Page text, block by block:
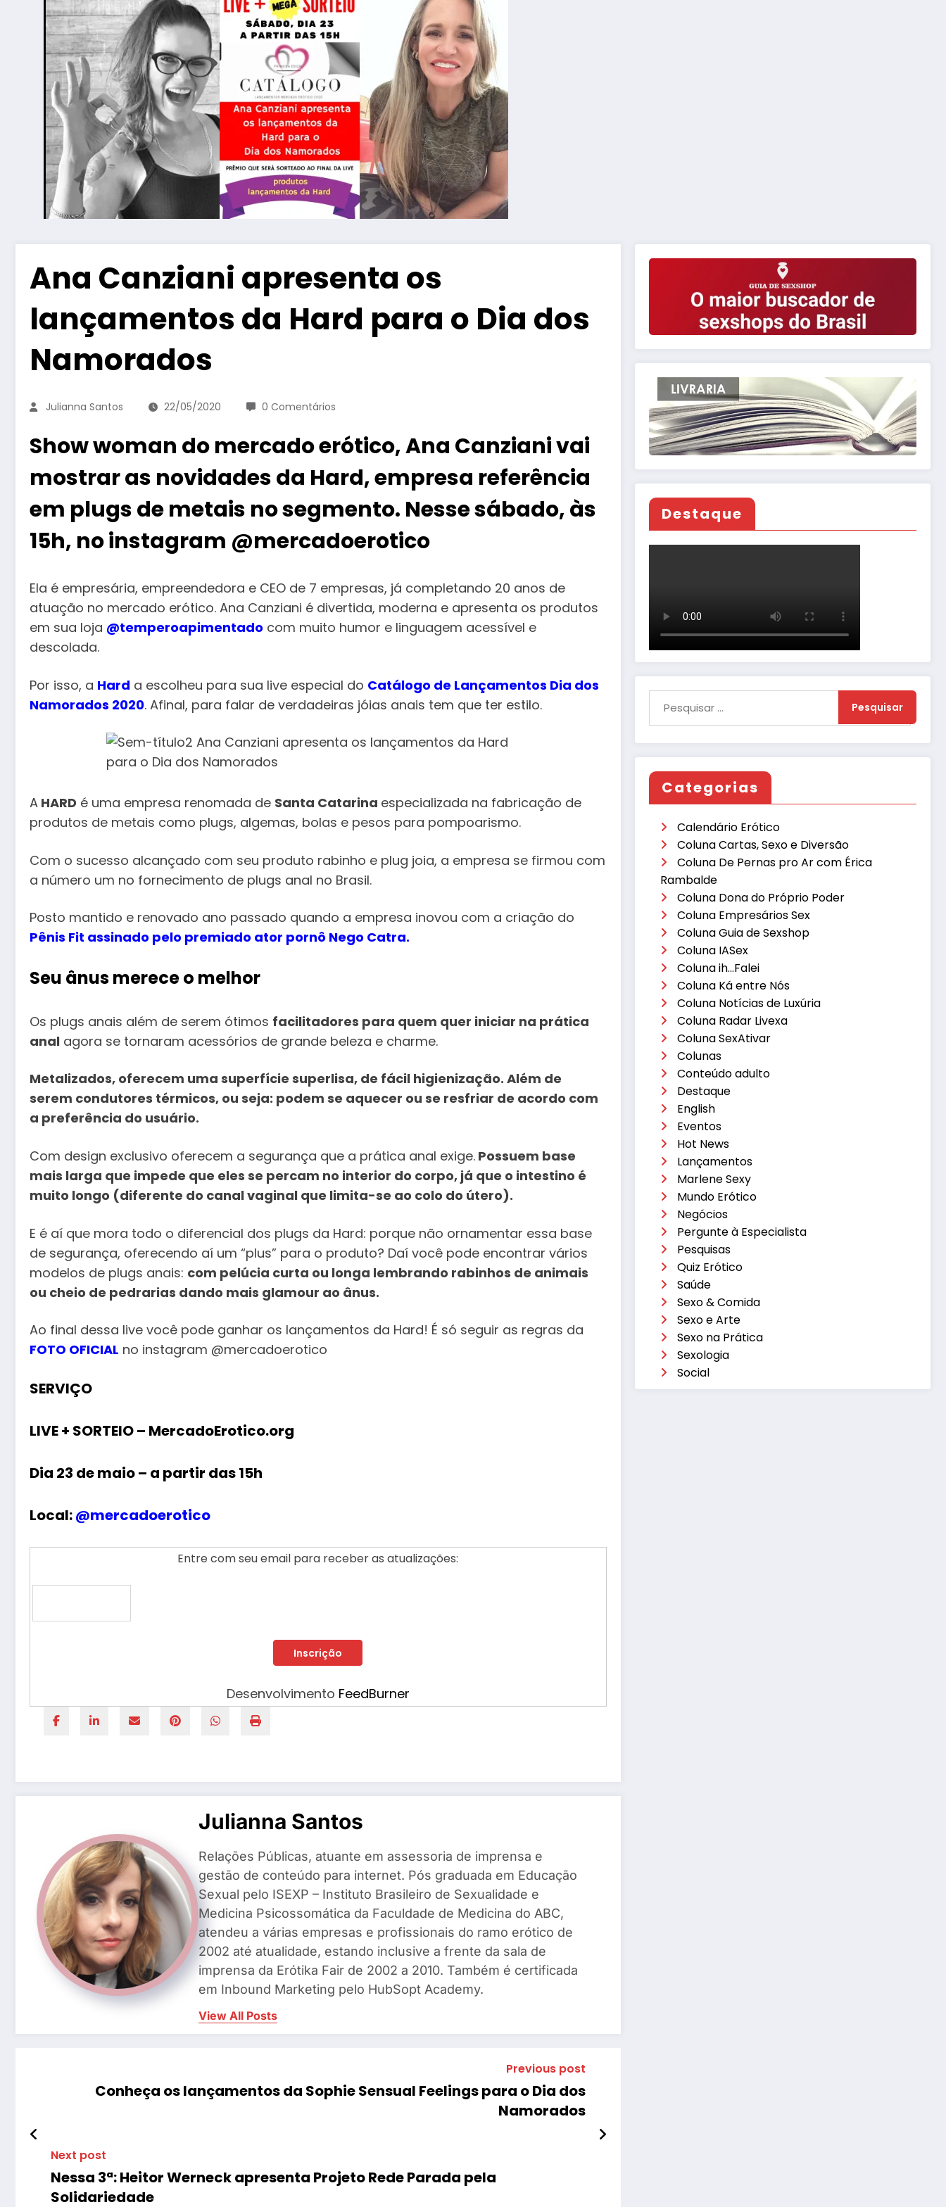
Ana Canziani apresenta os
lançamentos da Hard para o Dia dos
Namorados
Julianna Santos 22/05/2020 0 Comentários
Show woman do mercado erótico, Ana Canziani vai
mostrar as novidades da Hard, empresa referência
em plugs de metais no segmento. Nesse sábado, às
15h, no instagram @mercadoerotico
Ela é empresária, empreendedora e CEO de 7 empresas, já completando 20 anos de
atuação no mercado erótico. Ana Canziani é divertida, moderna e apresenta os produtos
em sua loja @temperoapimentado com muito humor e linguagem acessível e
descolada.
Por isso, a Hard a escolheu para sua live especial do Catálogo de Lançamentos Dia dos
Namorados 2020. Afinal, para falar de verdadeiras jóias anais tem que ter estilo.
A HARD é uma empresa renomada de Santa Catarina especializada na fabricação de
produtos de metais como plugs, algemas, bolas e pesos para pompoarismo.
Com o sucesso alcançado com seu produto rabinho e plug joia, a empresa se firmou com
a número um no fornecimento de plugs anal no Brasil.
Posto mantido e renovado ano passado quando a empresa inovou com a criação do
Pênis Fit assinado pelo premiado ator pornô Nego Catra.
Seu ânus merece o melhor
Os plugs anais além de serem ótimos facilitadores para quem quer iniciar na prática
anal agora se tornaram acessórios de grande beleza e charme.
Metalizados, oferecem uma superfície superlisa, de fácil higienização. Além de
serem condutores térmicos, ou seja: podem se aquecer ou se resfriar de acordo com
a preferência do usuário.
Com design exclusivo oferecem a segurança que a prática anal exige. Possuem base
mais larga que impede que eles se percam no interior do corpo, já que o intestino é
muito longo (diferente do canal vaginal que limita-se ao colo do útero).
E é aí que mora todo o diferencial dos plugs da Hard: porque não ornamentar essa base
de segurança, oferecendo aí um “plus” para o produto? Daí você pode encontrar vários
modelos de plugs anais: com pelúcia curta ou longa lembrando rabinhos de animais
ou cheio de pedrarias dando mais glamour ao ânus.
Ao final dessa live você pode ganhar os lançamentos da Hard! É só seguir as regras da
FOTO OFICIAL no instagram @mercadoerotico
SERVIÇO
LIVE + SORTEIO – MercadoErotico.org
Dia 23 de maio – a partir das 15h
Local:@mercadoerotico
Entre com seu email para receber as atualizações:
Desenvolvimento FeedBurner
Julianna Santos
Relações Públicas, atuante em assessoria de imprensa e
gestão de conteúdo para internet. Pós graduada em Educação
Sexual pelo ISEXP – Instituto Brasileiro de Sexualidade e
Medicina Psicossomática da Faculdade de Medicina do ABC,
atendeu a várias empresas e profissionais do ramo erótico de
2002 até atualidade, estando inclusive a frente da sala de
imprensa da Erótika Fair de 2002 a 2010. Também é certificada
em Inbound Marketing pelo HubSopt Academy.
View All Posts
Previous post
Conheça os lançamentos da Sophie Sensual Feelings para o Dia dos
Namorados
Next post
Nessa 3ª: Heitor Werneck apresenta Projeto Rede Parada pela
Solidariedade
Destaque
Categorias
Calendário Erótico
Coluna Cartas, Sexo e Diversão
Coluna De Pernas pro Ar com Érica
Rambalde
Coluna Dona do Próprio Poder
Coluna Empresários Sex
Coluna Guia de Sexshop
Coluna IASex
Coluna ih…Falei
Coluna Ká entre Nós
Coluna Notícias de Luxúria
Coluna Radar Livexa
Coluna SexAtivar
Colunas
Conteúdo adulto
Destaque
English
Eventos
Hot News
Lançamentos
Marlene Sexy
Mundo Erótico
Negócios
Pergunte à Especialista
Pesquisas
Quiz Erótico
Saúde
Sexo & Comida
Sexo e Arte
Sexo na Prática
Sexologia
Social